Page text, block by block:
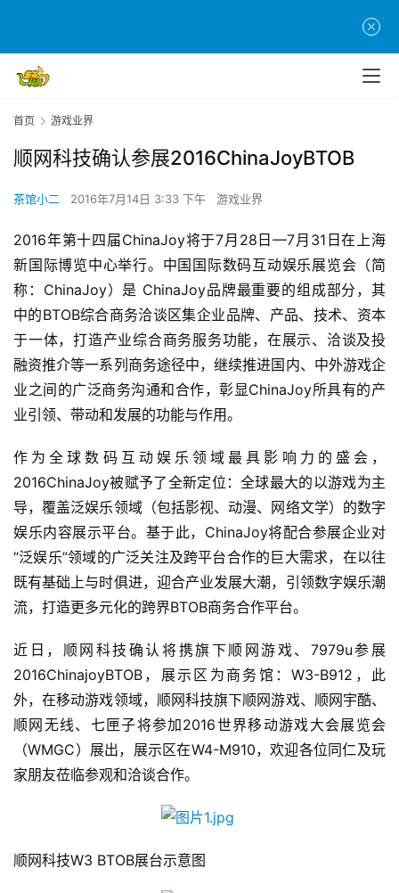
首页 游戏业界
顺网科技确认参展2016ChinaJoyBTOB
茶馆小二 2016年7月14日 3:33 下午 游戏业界
2016年第十四届ChinaJoy将于7月28日—7月31日在上海
新国际博览中心举行。中国国际数码互动娱乐展览会（简
称：ChinaJoy）是 ChinaJoy品牌最重要的组成部分，其
中的BTOB综合商务洽谈区集企业品牌、产品、技术、资本
于一体，打造产业综合商务服务功能，在展示、洽谈及投
融资推介等一系列商务途径中，继续推进国内、中外游戏企
业之间的广泛商务沟通和合作，彰显ChinaJoy所具有的产
业引领、带动和发展的功能与作用。
作为全球数码互动娱乐领域最具影响力的盛会，
2016ChinaJoy被赋予了全新定位：全球最大的以游戏为主
导，覆盖泛娱乐领域（包括影视、动漫、网络文学）的数字
娱乐内容展示平台。基于此，ChinaJoy将配合参展企业对
“泛娱乐”领域的广泛关注及跨平台合作的巨大需求，在以往
既有基础上与时俱进，迎合产业发展大潮，引领数字娱乐潮
流，打造更多元化的跨界BTOB商务合作平台。
近日，顺网科技确认将携旗下顺网游戏、7979u参展
2016ChinajoyBTOB，展示区为商务馆：W3-B912，此
外，在移动游戏领域，顺网科技旗下顺网游戏、顺网宇酷、
顺网无线、七匣子将参加2016世界移动游戏大会展览会
（WMGC）展出，展示区在W4-M910，欢迎各位同仁及玩
家朋友莅临参观和洽谈合作。
顺网科技W3 BTOB展台示意图